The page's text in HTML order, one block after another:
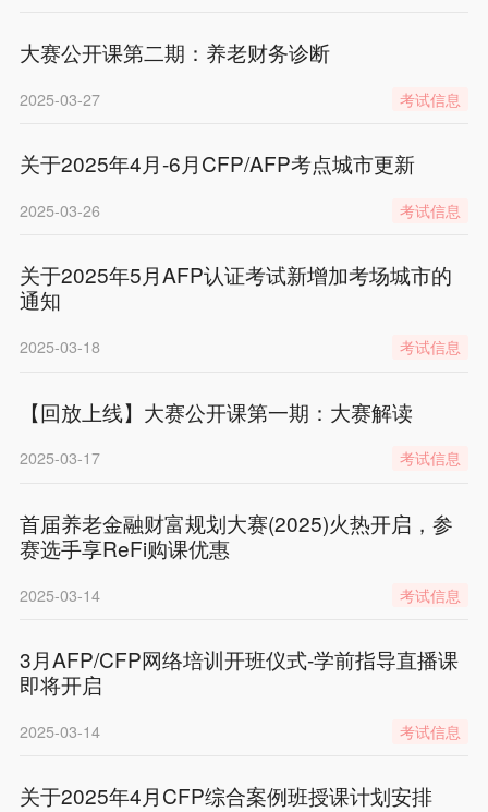
大赛公开课第二期：养老财务诊断
2025-03-27 考试信息
关于2025年4月-6月CFP/AFP考点城市更新
2025-03-26 考试信息
关于2025年5月AFP认证考试新增加考场城市的
通知
2025-03-18 考试信息
【回放上线】大赛公开课第一期：大赛解读
2025-03-17 考试信息
首届养老金融财富规划大赛(2025)火热开启，参
赛选手享ReFi购课优惠
2025-03-14 考试信息
3月AFP/CFP网络培训开班仪式-学前指导直播课
即将开启
2025-03-14 考试信息
关于2025年4月CFP综合案例班授课计划安排